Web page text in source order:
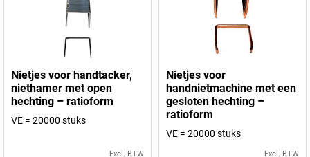
Nietjes voor handtacker,
niethamer met open
hechting – ratioform
VE = 20000 stuks
Excl. BTW
Nietjes voor
handnietmachine met een
gesloten hechting –
ratioform
VE = 20000 stuks
Excl. BTW